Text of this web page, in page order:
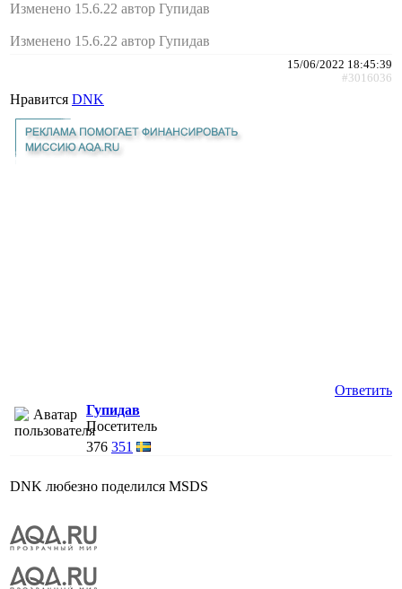
Изменено 15.6.22 автор Гупидав
Изменено 15.6.22 автор Гупидав
15/06/2022 18:45:39
#3016036
Нравится DNK
Ответить
Гупидав
Посетитель
376 351
DNK любезно поделился MSDS